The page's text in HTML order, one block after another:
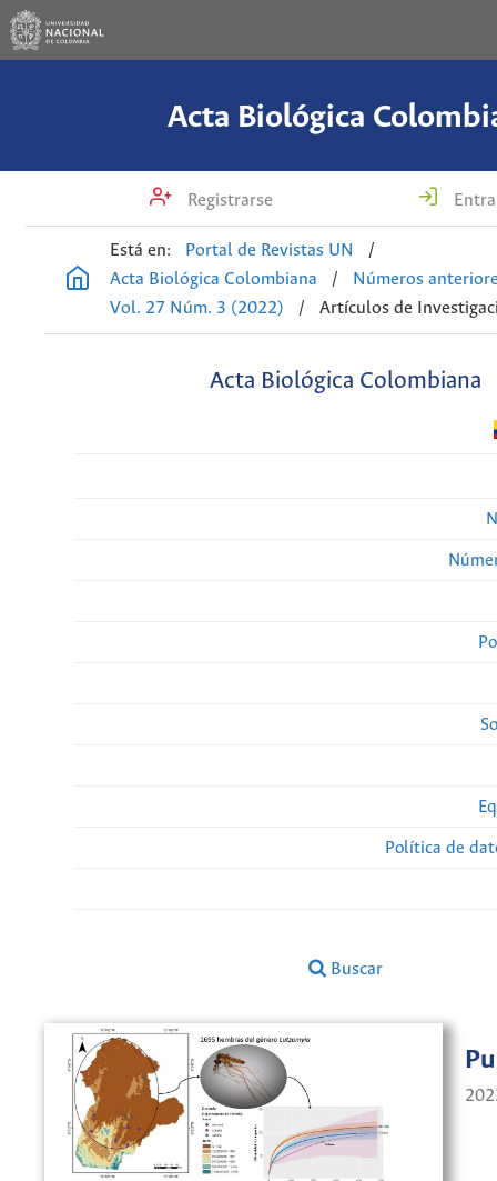
Acta Biológica
Registrarse
Está en: Portal de Revistas UN
/
Acta Biológica Colombiana
/
Números
Vol. 27 Núm. 3 (2022)
/ Artículos de
Acta Biológica Colombiana
Política de
Buscar